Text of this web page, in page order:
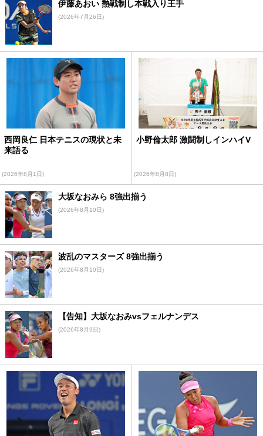
伊藤あおい 熱戦制し本戦入り王手
(2026年7月26日)
西岡良仁 日本テニスの現状と未
来語る
(2026年8月1日)
小野倫太郎 激闘制しインハイV
(2026年8月8日)
大坂なおみら 8強出揃う
(2026年8月10日)
波乱のマスターズ 8強出揃う
(2026年8月10日)
【告知】大坂なおみvsフェルナンデス
(2026年8月9日)